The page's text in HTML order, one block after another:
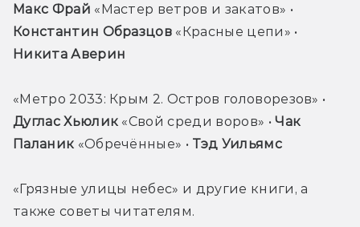
Макс Фрай
«Мастер ветров и закатов» •
Константин Образцов
Никита Аверин
Дуглас Хьюлик «Свой среди воров» • Чак
Паланик «Обречённые» • Тэд Уильямс
«Грязные улицы небес» и другие книги, а
также советы читателям.